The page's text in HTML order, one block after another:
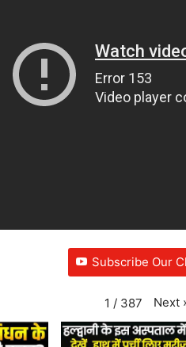
Subscribe Our
1 / 387 Next